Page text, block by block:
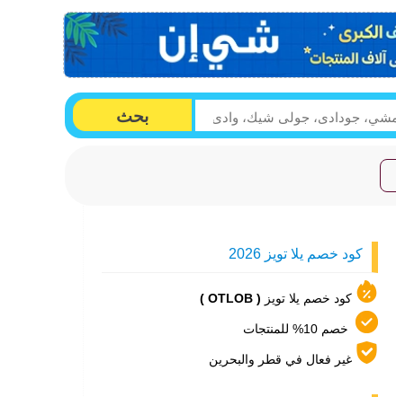
بحث
كود خصم يلا تويز 2026
كود خصم يلا تويز ( OTLOB )
خصم 10% للمنتجات
غير فعال في قطر والبحرين